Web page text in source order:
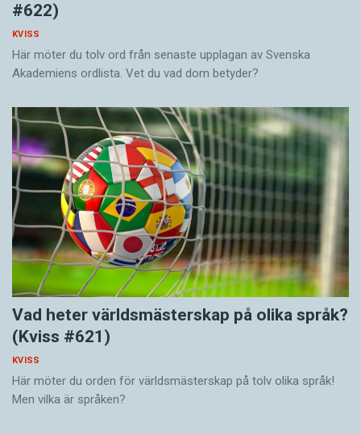
#622)
KVISS
Här möter du tolv ord från senaste upplagan av Svenska
Akademiens ordlista. Vet du vad dom betyder?
Vad heter världsmästerskap på olika språk?
(Kviss #621)
KVISS
Här möter du orden för världsmästerskap på tolv olika språk!
Men vilka är språken?